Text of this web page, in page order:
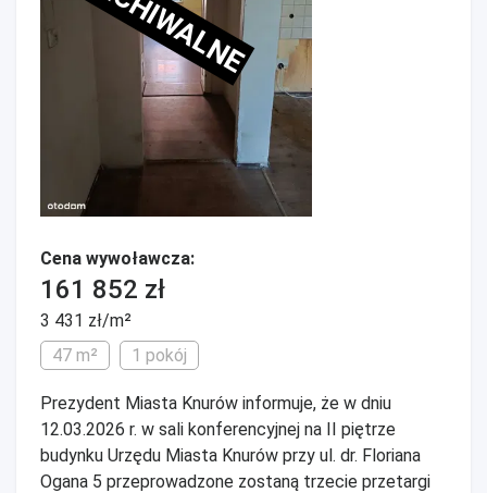
Cena wywoławcza:
161 852 zł
3 431 zł/m²
47 m²
1 pokój
Prezydent Miasta Knurów informuje, że w dniu
12.03.2026 r. w sali konferencyjnej na II piętrze
budynku Urzędu Miasta Knurów przy ul. dr. Floriana
Ogana 5 przeprowadzone zostaną trzecie przetargi